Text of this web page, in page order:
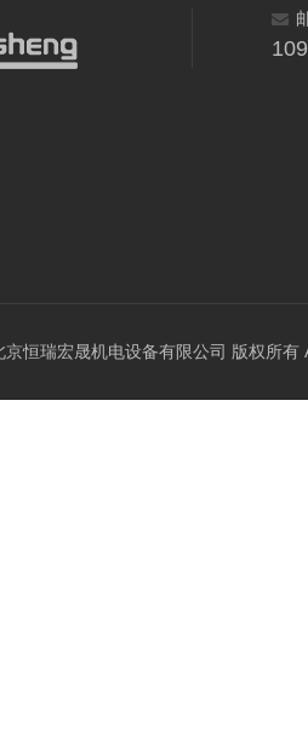
恒瑞宏晟机电设备有限公司 版权所有